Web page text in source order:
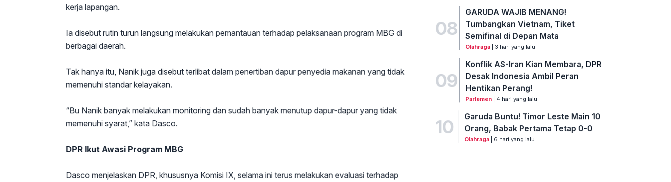
kerja lapangan.
Ia disebut rutin turun langsung melakukan pemantauan terhadap pelaksanaan program MBG di
berbagai daerah.
Tak hanya itu, Nanik juga disebut terlibat dalam penertiban dapur penyedia makanan yang tidak
memenuhi standar kelayakan.
“Bu Nanik banyak melakukan monitoring dan sudah banyak menutup dapur-dapur yang tidak
memenuhi syarat,” kata Dasco.
DPR Ikut Awasi Program MBG
Dasco menjelaskan DPR, khususnya Komisi IX, selama ini terus melakukan evaluasi terhadap
08
GARUDA WAJIB MENANG!
Tumbangkan Vietnam, Tiket
Semifinal di Depan Mata
Olahraga | 3 hari yang lalu
09
Konflik AS-Iran Kian Membara, DPR
Desak Indonesia Ambil Peran
Hentikan Perang!
Parlemen | 4 hari yang lalu
10
Garuda Buntu! Timor Leste Main 10
Orang, Babak Pertama Tetap 0-0
Olahraga| 6 hari yang lalu